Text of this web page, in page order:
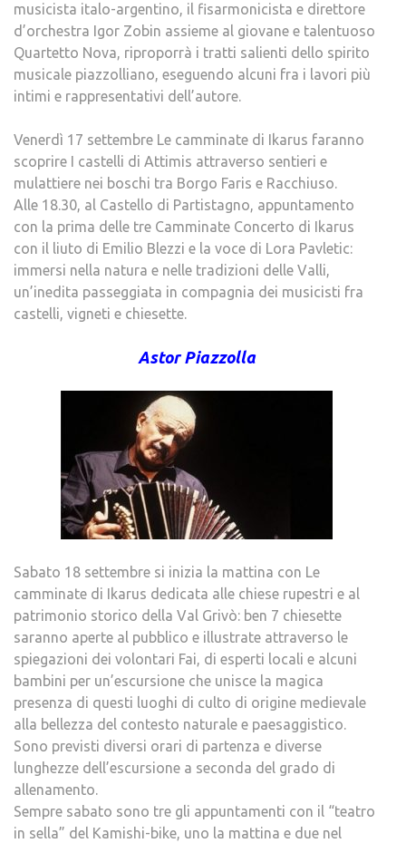
musicista italo-argentino, il fisarmonicista e direttore
d’orchestra Igor Zobin assieme al giovane e talentuoso
Quartetto Nova, riproporrà i tratti salienti dello spirito
musicale piazzolliano, eseguendo alcuni fra i lavori più
intimi e rappresentativi dell’autore.
Venerdì 17 settembre Le camminate di Ikarus faranno
scoprire I castelli di Attimis attraverso sentieri e
mulattiere nei boschi tra Borgo Faris e Racchiuso.
Alle 18.30, al Castello di Partistagno, appuntamento
con la prima delle tre Camminate Concerto di Ikarus
con il liuto di Emilio Blezzi e la voce di Lora Pavletic:
immersi nella natura e nelle tradizioni delle Valli,
un’inedita passeggiata in compagnia dei musicisti fra
castelli, vigneti e chiesette.
Astor Piazzolla
Sabato 18 settembre si inizia la mattina con Le
camminate di Ikarus dedicata alle chiese rupestri e al
patrimonio storico della Val Grivò: ben 7 chiesette
saranno aperte al pubblico e illustrate attraverso le
spiegazioni dei volontari Fai, di esperti locali e alcuni
bambini per un’escursione che unisce la magica
presenza di questi luoghi di culto di origine medievale
alla bellezza del contesto naturale e paesaggistico.
Sono previsti diversi orari di partenza e diverse
lunghezze dell’escursione a seconda del grado di
allenamento.
Sempre sabato sono tre gli appuntamenti con il “teatro
in sella” del Kamishi-bike, uno la mattina e due nel